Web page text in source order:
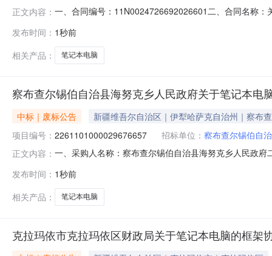
正文内容： 一、合同编号：11N0024726692026601二、合同名称
海市松江区上海市松江区明南路85号1幢11层1174室联
发布时间： 1秒前
相关产品：
笔记本电脑
察布查尔锡伯自治县海努克乡人民政府关于笔记本电
中标｜废标公告
新疆维吾尔自治区｜伊犁哈萨克自治州｜察布
项目编号： 2261101000029676657 招标单位： 察布查尔锡伯自
正文内容： 一、采购人名称：察布查尔锡伯自治县海努克乡人民政
联系方式1、采购人名称：察布查尔锡伯自治县海努克乡
系电话：传真：3、同级政府采购监
发布时间： 1秒前
相关产品：
笔记本电脑
克拉玛依市克拉玛依区财政局关于笔记本电脑的框架